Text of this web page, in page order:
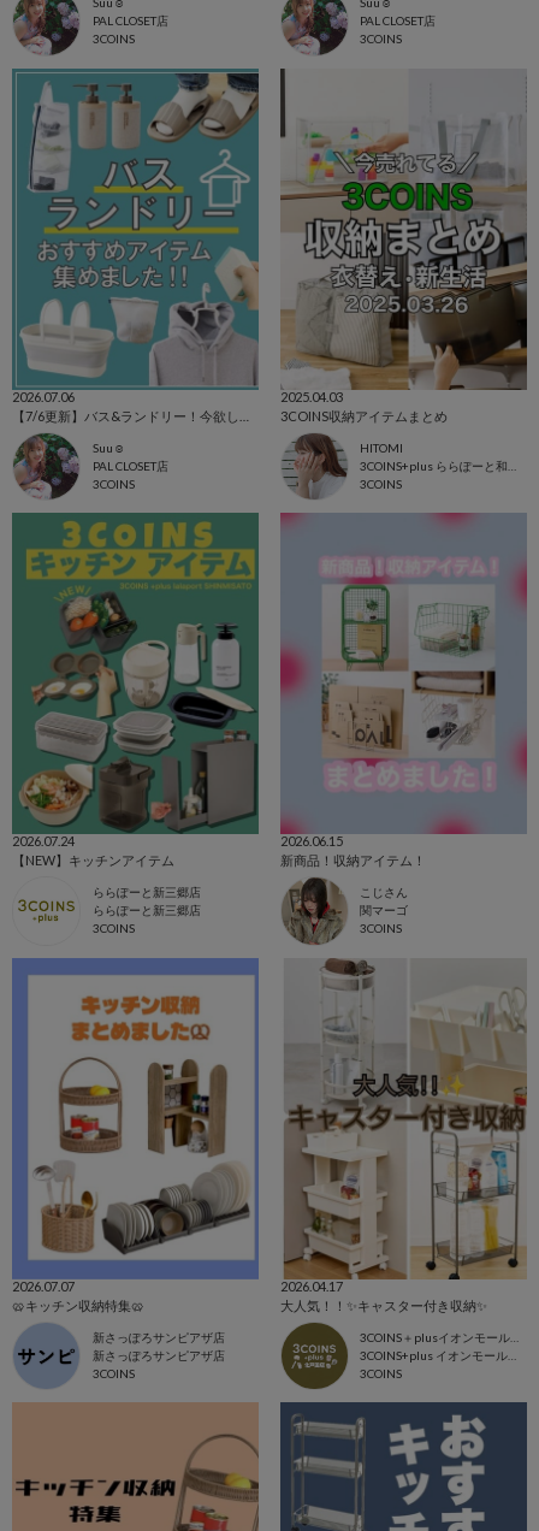
Suu☺︎
PAL CLOSET店
3COINS
Suu☺︎
PAL CLOSET店
3COINS
2026.07.06
Suu☺︎
PAL CLOSET店
3COINS
2025.04.03
3COINS収納アイテムまとめ
HITOMI
3COINS
2026.07.24
【NEW】キッチンアイテム
ららぽーと新三郷店
ららぽーと新三郷店
3COINS
2026.06.15
新商品！収納アイテム！
こじさん
関マーゴ
3COINS
2026.07.07
🥨キッチン収納特集🥨
新さっぽろサンピアザ店
新さっぽろサンピアザ店
3COINS
2026.04.17
大人気！！✨キャスター付き収納✨
3COINS